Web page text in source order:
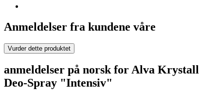
Anmeldelser fra kundene våre
Vurder dette produktet
anmeldelser på norsk for Alva Krystall
Deo-Spray "Intensiv"